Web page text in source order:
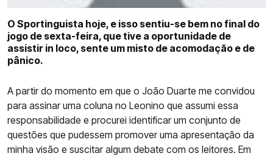
CURIOSIDADES
O Sportinguista hoje, e isso sentiu-se bem no final do
jogo de sexta-feira, que tive a oportunidade de
assistir in loco, sente um misto de acomodação e de
pânico.
A partir do momento em que o João Duarte me convidou
para assinar uma coluna no Leonino que assumi essa
responsabilidade e procurei identificar um conjunto de
questões que pudessem promover uma apresentação da
minha visão e suscitar algum debate com os leitores. Em